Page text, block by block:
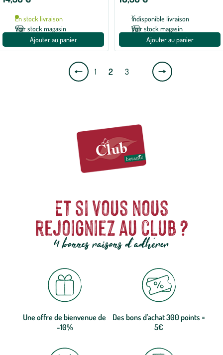
En stock livraison
Voir stock magasin
Ajouter au panier
Indisponible livraison
Voir stock magasin
Ajouter au panier
Page
précédente
1 2 3
Page
suivante
Et si vous nous
rejoigniez au club ?
4 bonnes raisons d'adhérer
Une offre de bienvenue de
-10%
Des bons d'achat 300 points =
5€